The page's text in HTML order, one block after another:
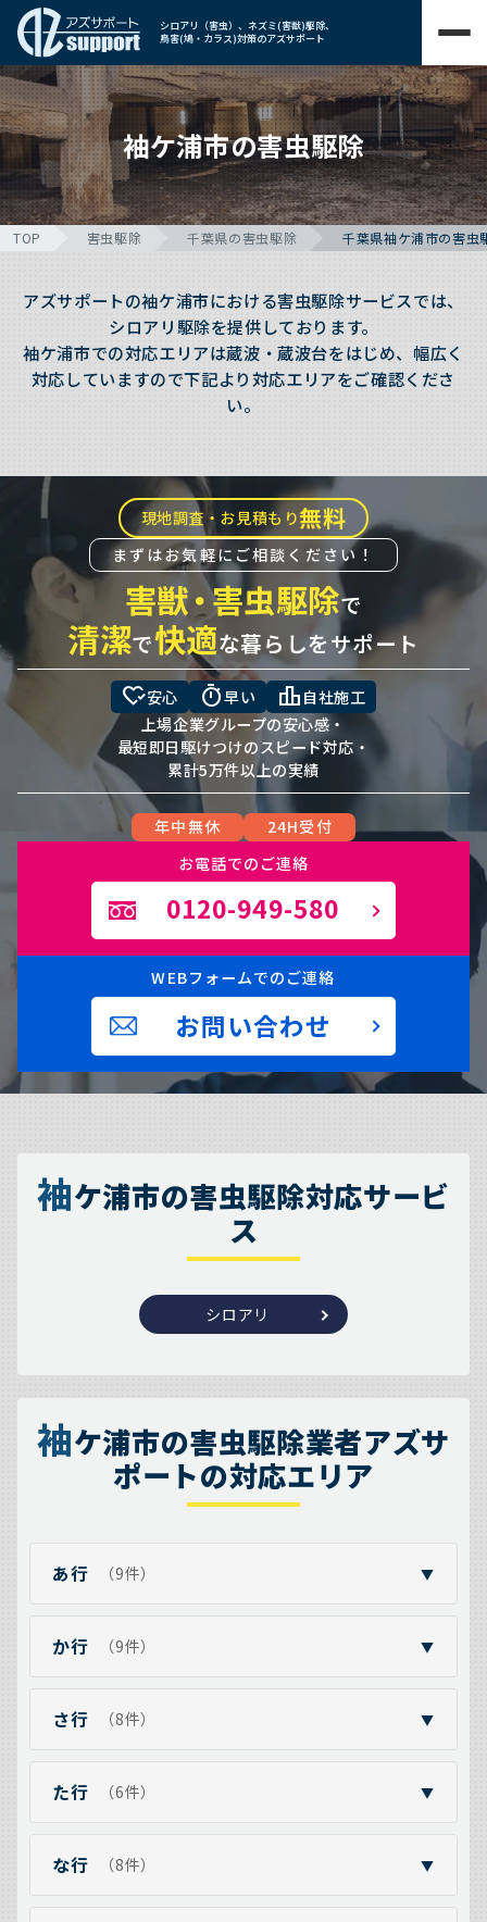
シロアリ（害虫）、ネズミ(害獣)駆除、
鳥害(鳩・カラス)対策のアズサポート
袖ケ浦市の害虫駆除
TOP 害虫駆除 千葉県の害虫駆除 千葉県袖ケ浦市の害虫
アズサポートの袖ケ浦市における害虫駆除サービスでは、
シロアリ駆除を提供しております。
袖ケ浦市での対応エリアは蔵波・蔵波台をはじめ、幅広く
対応していますので下記より対応エリアをご確認くださ
い。
現地調査・お見積もり無料
まずはお気軽にご相談ください！
害獣・害虫駆除で
清潔で快適な暮らしをサポート
heart_check安心 timer早い leaderboard 自社施工
上場企業グループの安心感・
最短即日駆けつけのスピード対応・
累計5万件以上の実績
年中無休
24H受付
お電話でのご連絡
0120-949-580
WEBフォームでのご連絡
お問い合わせ
袖ケ浦市の害虫駆除対応サービ
ス
シロアリ
袖ケ浦市の害虫駆除業者アズサ
ポートの対応エリア
あ行 （9件） ▼
か行 （9件） ▼
さ行 （8件） ▼
た行 （6件） ▼
な行 （8件） ▼